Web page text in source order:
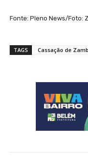
Fonte: Pleno News/Foto:
TAGS Cassação de